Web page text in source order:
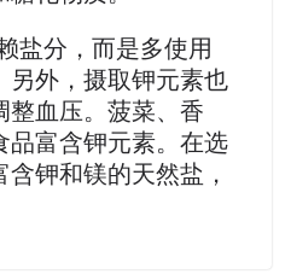
盐分，而是多使用
另外，摄取钾元素也
整血压。菠菜、香
品富含钾元素。在选
钾和镁的天然盐，